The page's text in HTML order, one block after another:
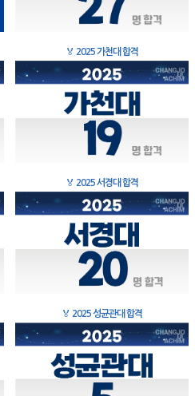
🏅 2025 가천대 합격
🏅 2025 서경대 합격
🏅 2025 성균관대 합격